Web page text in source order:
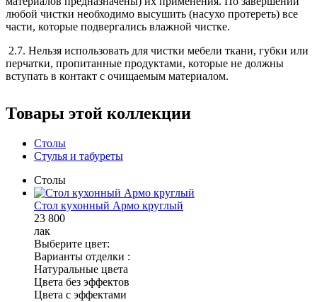
любой чистки необходимо высушить (насухо протереть) все
части, которые подвергались влажной чистке.
2.7. Нельзя использовать для чистки мебели ткани, губки или
перчатки, пропитанные продуктами, которые не должны
вступать в контакт с очищаемым материалом.
Товары этой коллекции
Столы
Стулья и табуреты
Столы
Стол кухонный Армо круглый
23 800
лак
Выберите цвет:
Варианты отделки :
Натуральные цвета
Цвета без эффектов
Цвета с эффектами